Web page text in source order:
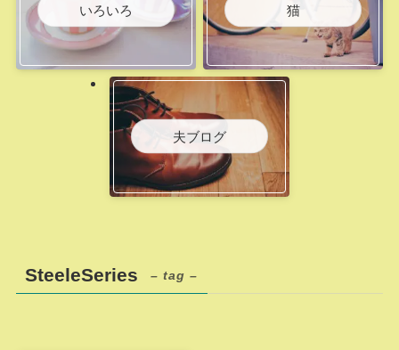
いろいろ 猫
夫ブログ
SteeleSeries – tag –